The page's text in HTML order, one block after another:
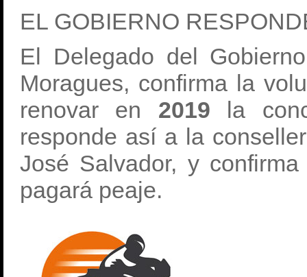
EL GOBIERNO
El Delegado del
Moragues, confirma la
renovar en 2019 la
responde así a la
José Salvador, y
pagará peaje.